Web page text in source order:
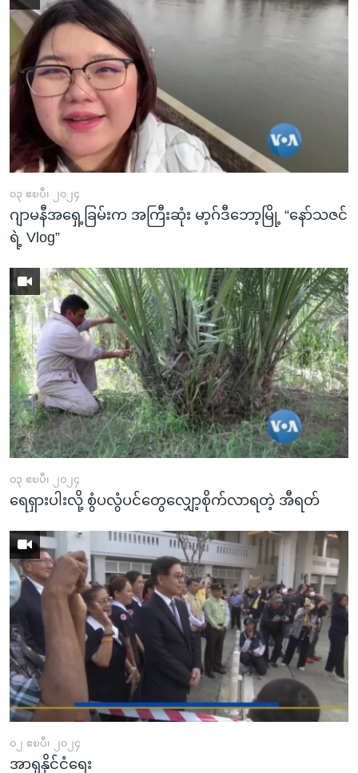
၀၃ ဧၿပီ၊ ၂၀၂၄
ဂျာမနီအရှေ့ခြမ်းက အကြီးဆုံး မာ့ဂ်ဒီဘော့မြို့ “နော်သဇင်
ရဲ့ Vlog”
၀၃ ဧၿပီ၊ ၂၀၂၄
ရေရှားပါးလို့ စွံပလွံပင်တွေလျှော့စိုက်လာရတဲ့ အီရတ်
၀၂ ဧၿပီ၊ ၂၀၂၄
အာရှနိုင်ငံရေး